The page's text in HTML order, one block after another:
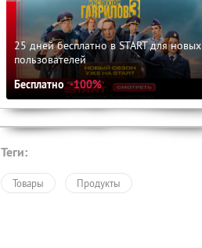
25 дней бесплатно в START для новых
пользователей
Бесплатно -100%
Теги:
Товары Продукты